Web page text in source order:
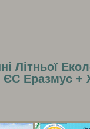
Літньої
ЄС Еразмус